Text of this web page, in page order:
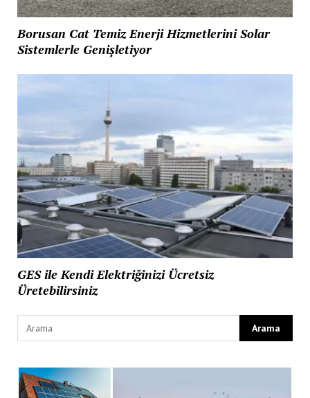
Borusan Cat Temiz Enerji Hizmetlerini Solar
Sistemlerle Genişletiyor
GES ile Kendi Elektriğinizi Ücretsiz
Üretebilirsiniz